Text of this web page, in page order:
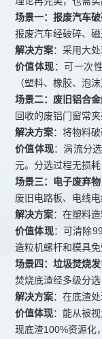
场景一：报废汽车
报废汽车经破碎、
解决方案：采用大
价值体现：可一次
（塑料、橡胶、泡
场景二：废旧铝合
回收的废铝门窗常
解决方案：将物料
价值体现：涡流分
元。分选过程无损
场景三：电子废弃
废旧电路板、电线
解决方案：在塑料
价值体现：可清除
造粒机螺杆和模具
场景四：垃圾焚烧
焚烧底渣经多级分
解决方案：在底渣
价值体现：能从被
现底渣100%资源化